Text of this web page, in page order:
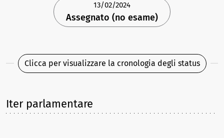
13/02/2024
Assegnato (no esame)
Clicca per visualizzare la cronologia degli status
Iter parlamentare